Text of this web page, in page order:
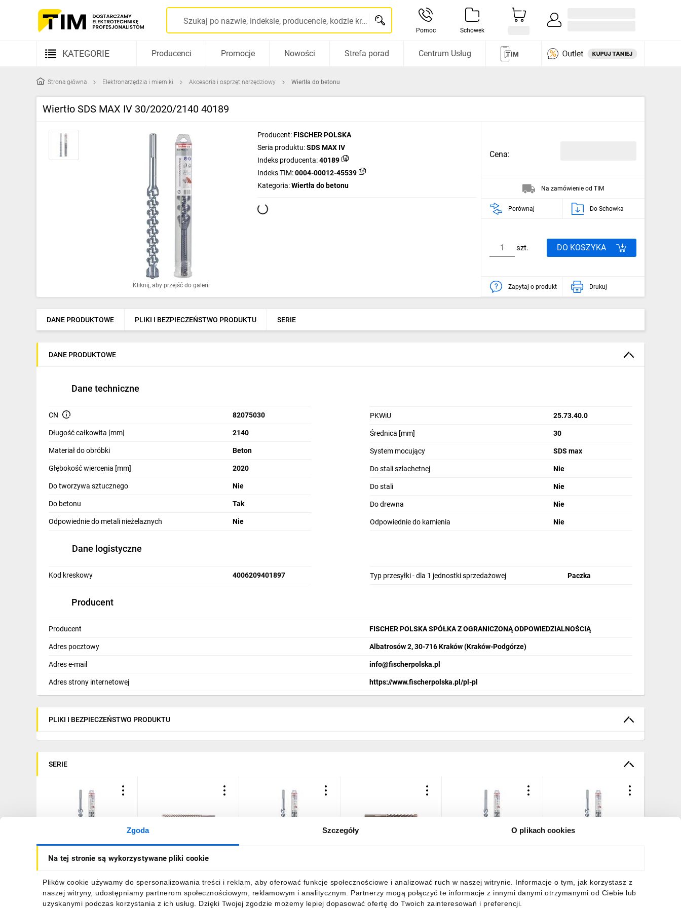
Zgoda Szczegóły O plikach cookies
Na tej stronie są wykorzystywane pliki cookie
Plików cookie używamy do spersonalizowania treści i reklam, aby oferować funkcje społecznościowe i analizować ruch w naszej witrynie. Informacje o tym, jak korzystasz z
naszej witryny, udostępniamy partnerom społecznościowym, reklamowym i analitycznym. Partnerzy mogą połączyć te informacje z innymi danymi otrzymanymi od Ciebie lub
uzyskanymi podczas korzystania z ich usług. Dzięki Twojej zgodzie możemy lepiej dopasować ofertę do Twoich zainteresowań i preferencji.
Szukaj po nazwie, indeksie, producencie, kodzie kreskowym...
Pomoc Schowek
KATEGORIE
Kable i przewody
Elementy prowadzenia kabli
Fotowoltaika
Ogrzewanie
Elektronarzędzia i mierniki
Dom i ogród
Inne
Budowa i Remont
Producenci Promocje Nowości Strefa porad Centrum Usług
Strona główna Elektronarzędzia i mierniki Akcesoria i osprzęt narzędziowy Wiertła do betonu
Wiertło SDS MAX IV 30/2020/2140 40189
Kliknij, aby przejść do galerii
Producent:FISCHER POLSKA
Seria produktu:SDS MAX IV
Indeks producenta:40189
Indeks TIM:0004-00012-45539
Kategoria:Wiertła do betonu
Cena:
Na zamówienie od TIM
Porównaj Do Schowka
szt. DO KOSZYKA
Zapytaj o produkt Drukuj
DANE PRODUKTOWE PLIKI I BEZPIECZEŃSTWO PRODUKTU SERIE
DANE PRODUKTOWE
Dane techniczne
CN 82075030
Długość całkowita [mm] 2140
Materiał do obróbki Beton
Głębokość wiercenia [mm] 2020
Do tworzywa sztucznego Nie
Do betonu Tak
Odpowiednie do metali nieżelaznych Nie
PKWiU 25.73.40.0
Średnica [mm] 30
System mocujący SDS max
Do stali szlachetnej Nie
Do stali Nie
Do drewna Nie
Odpowiednie do kamienia Nie
Dane logistyczne
Kod kreskowy 4006209401897 Typ przesyłki - dla 1 jednostki sprzedażowej Paczka
Producent
Producent FISCHER POLSKA SPÓŁKA Z OGRANICZONĄ ODPOWIEDZIALNOŚCIĄ
Adres pocztowy Albatrosów 2, 30-716 Kraków (Kraków-Podgórze)
Adres e-mail info@fischerpolska.pl
Adres strony internetowej https://www.fischerpolska.pl/pl-pl
PLIKI I BEZPIECZEŃSTWO PRODUKTU
SERIE
Wiertło SDS MAX IV
28/450/570 504241
388,08 zł brutto
Wiertło SDS MAX IV
25/400/520 504236
322,40 złbrutto 307,83 złbrutto 310,06 złbrutto 353,78 złbrutto 4965,10 złbrutto